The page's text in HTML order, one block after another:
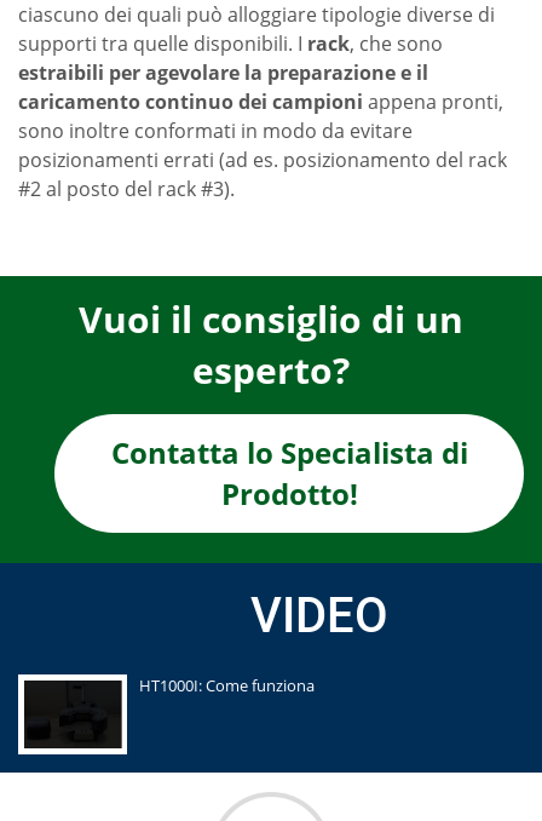
ciascuno dei quali può alloggiare tipologie diverse di
supporti tra quelle disponibili. I rack, che sono
estraibili per agevolare la preparazione e il
caricamento continuo dei campioni appena pronti,
sono inoltre conformati in modo da evitare
posizionamenti errati (ad es. posizionamento del rack
#2 al posto del rack #3).
Vuoi il consiglio di un
esperto?
Contatta lo Specialista di
Prodotto!
VIDEO
HT1000I: Come funziona